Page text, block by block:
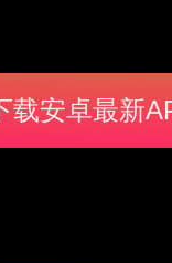
载安卓最新